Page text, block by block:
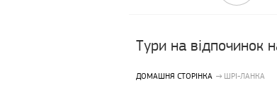
Тури на відпочинок
ДОМАШНЯ СТОРІНКА ШРІ-ЛАНКА